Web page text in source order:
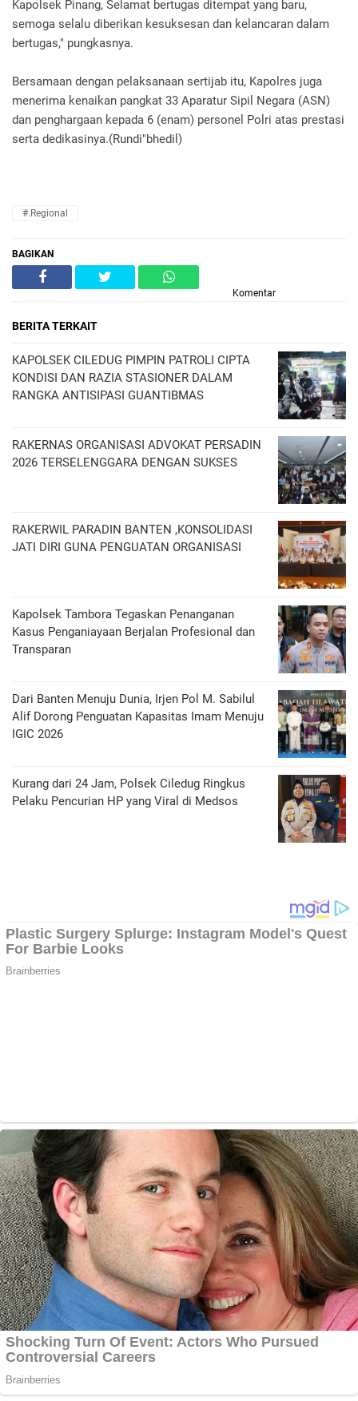
Kapolsek Pinang, Selamat bertugas ditempat yang baru,
semoga selalu diberikan kesuksesan dan kelancaran dalam
bertugas," pungkasnya.
Bersamaan dengan pelaksanaan sertijab itu, Kapolres juga
menerima kenaikan pangkat 33 Aparatur Sipil Negara (ASN)
dan penghargaan kepada 6 (enam) personel Polri atas prestasi
serta dedikasinya.(Rundi"bhedil)
#.Regional
BAGIKAN
Komentar
BERITA TERKAIT
KAPOLSEK CILEDUG PIMPIN PATROLI CIPTA
KONDISI DAN RAZIA STASIONER DALAM
RANGKA ANTISIPASI GUANTIBMAS ‎
RAKERNAS ORGANISASI ADVOKAT PERSADIN
2026 TERSELENGGARA DENGAN SUKSES
RAKERWIL PARADIN BANTEN ,KONSOLIDASI
JATI DIRI GUNA PENGUATAN ORGANISASI
Kapolsek Tambora Tegaskan Penanganan
Kasus Penganiayaan Berjalan Profesional dan
Transparan
Dari Banten Menuju Dunia, Irjen Pol M. Sabilul
Alif Dorong Penguatan Kapasitas Imam Menuju
IGIC 2026
Kurang dari 24 Jam, Polsek Ciledug Ringkus
Pelaku Pencurian HP yang Viral di Medsos